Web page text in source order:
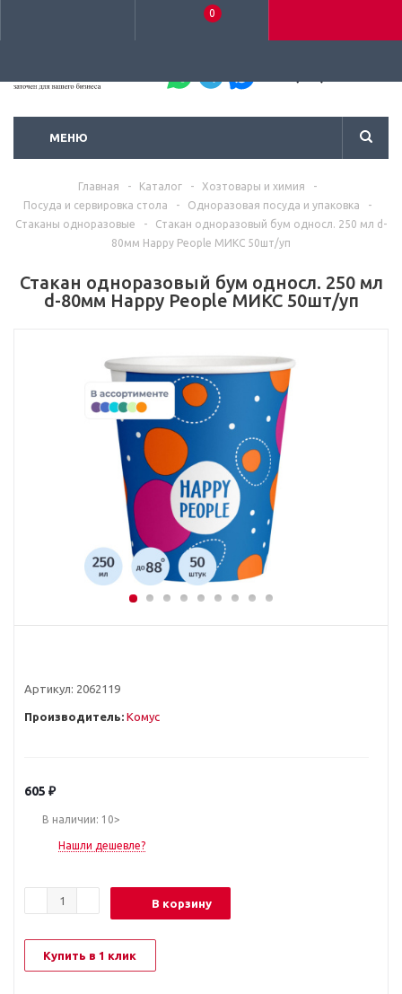
0
МЕНЮ
Главная - Каталог - Хозтовары и химия
-
Посуда и сервировка стола
- Одноразовая посуда и упаковка
-
Стаканы одноразовые
-
Стакан одноразовый бум односл. 250 мл d-
80мм Happy People МИКС 50шт/уп
Стакан одноразовый бум односл. 250 мл
d-80мм Happy People МИКС 50шт/уп
Артикул: 2062119
Производитель: Комус
605 ₽
В наличии: 10>
Нашли дешевле?
В корзину
Купить в 1 клик